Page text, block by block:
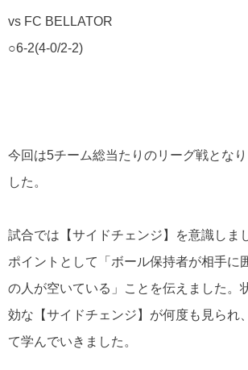
vs FC BELLATOR
○6-2(4-0/2-2)
今回は5チーム総当たりのリーグ戦とな
した。
試合では【サイドチェンジ】を意識しま
ポイントとして「ボール保持者が相手に
の人が空いている」ことを伝えました。
効な【サイドチェンジ】が何度も見られ
て学んでいきました。